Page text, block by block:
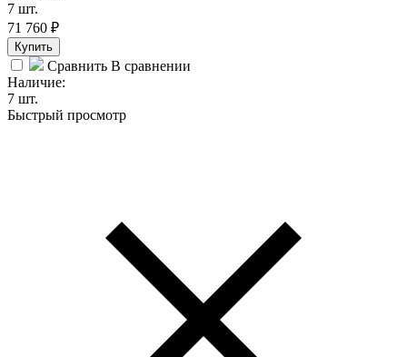
7 шт.
71 760 ₽
Купить
Сравнить В сравнении
Наличие:
7 шт.
Быстрый просмотр